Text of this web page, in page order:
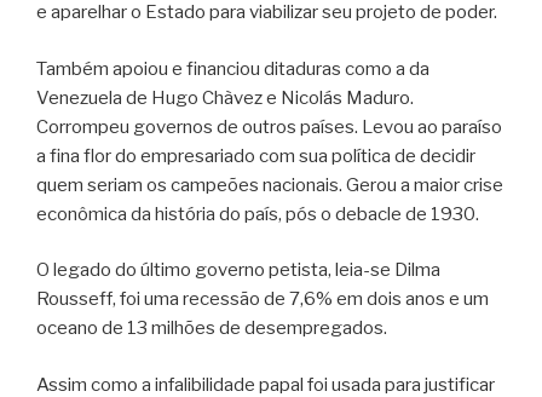
e aparelhar o Estado para viabilizar seu projeto de poder.
Também apoiou e financiou ditaduras como a da
Venezuela de Hugo Chàvez e Nicolás Maduro.
Corrompeu governos de outros países. Levou ao paraíso
a fina flor do empresariado com sua política de decidir
quem seriam os campeões nacionais. Gerou a maior crise
econômica da história do país, pós o debacle de 1930.
O legado do último governo petista, leia-se Dilma
Rousseff, foi uma recessão de 7,6% em dois anos e um
oceano de 13 milhões de desempregados.
Assim como a infalibilidade papal foi usada para justificar